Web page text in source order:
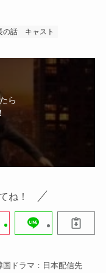
の話 キャスト
ら
ね！
国ドラマ：日本配信先